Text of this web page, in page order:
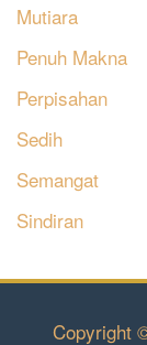
Mutiara
Penuh Makna
Perpisahan
Sedih
Semangat
Sindiran
Copyright